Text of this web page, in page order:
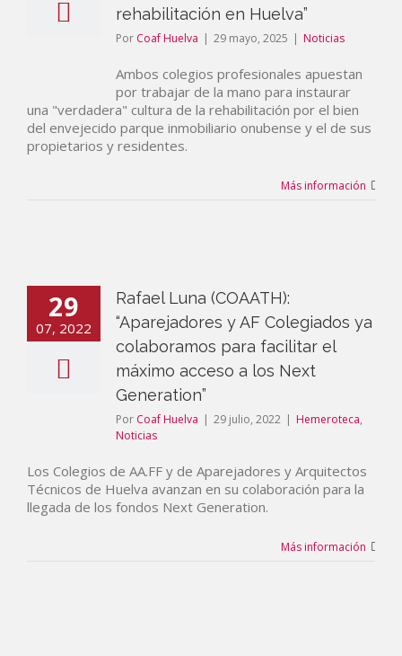
rehabilitación en Huelva”
Por Coaf Huelva | 29 mayo, 2025 | Noticias
Ambos colegios profesionales apuestan
por trabajar de la mano para instaurar
una "verdadera" cultura de la rehabilitación por el bien
del envejecido parque inmobiliario onubense y el de sus
propietarios y residentes.
Más información
29
07, 2022
Rafael Luna (COAATH):
“Aparejadores y AF Colegiados ya
colaboramos para facilitar el
máximo acceso a los Next
Generation”
Por Coaf Huelva | 29 julio, 2022 | Hemeroteca,
Noticias
Los Colegios de AA.FF y de Aparejadores y Arquitectos
Técnicos de Huelva avanzan en su colaboración para la
llegada de los fondos Next Generation.
Más información